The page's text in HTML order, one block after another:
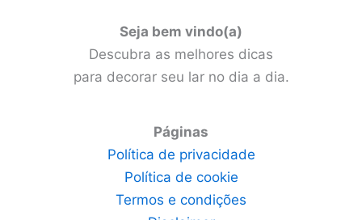
Seja bem vindo(a)
Descubra as melhores dicas
para decorar seu lar no dia a dia.
Páginas
Política de privacidade
Política de cookie
Termos e condições